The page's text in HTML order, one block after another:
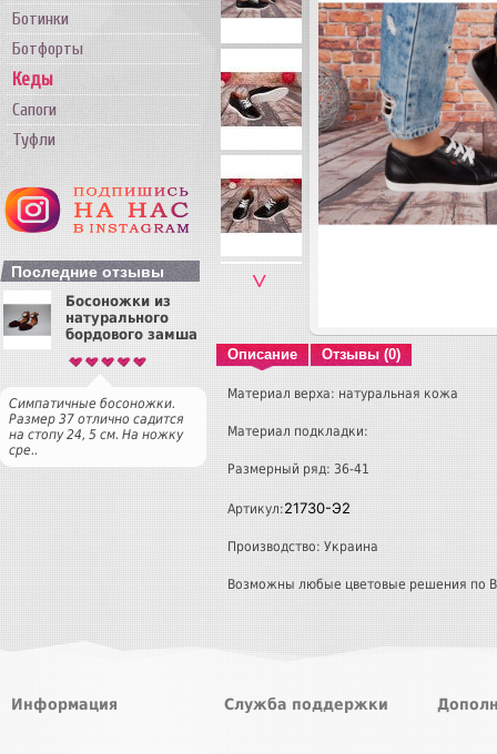
Ботинки
Ботфорты
Кеды
Сапоги
Туфли
Последние отзывы
Босоножки из
натурального
бордового замша
Симпатичные босоножки.
Размер 37 отлично садится
на стопу 24, 5 см. На ножку
сре..
˅
Описание Отзывы (0)
Материал верха: натуральная кожа
Материал подкладки:
Размерный ряд: 36-41
Артикул:21730-Э2
Производство: Украина
Возможны любые цветовые решения по
Информация Служба поддержки